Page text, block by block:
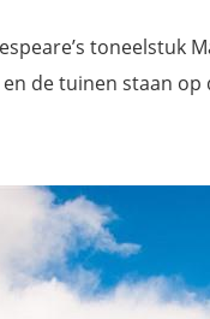
toneelstuk
de tuinen staan op